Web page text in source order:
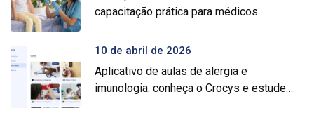
capacitação prática para médicos
10 de abril de 2026
Aplicativo de aulas de alergia e
imunologia: conheça o Crocys e estude